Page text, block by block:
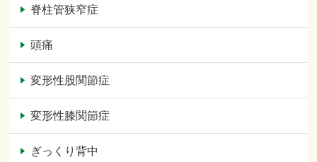
脊柱管狭窄症
頭痛
変形性股関節症
変形性膝関節症
ぎっくり背中